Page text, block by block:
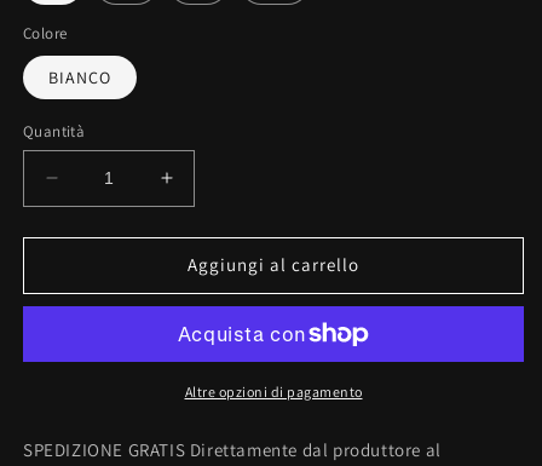
Colore
BIANCO
Quantità
Diminuisci
quantità
per
Top
Muscle
CON
Aumenta
quantità
per
Tank
Top
Scoop
Muscle
EFFETTO
CON
Aggiungi al carrello
Altre opzioni di pagamento
SPEDIZIONE GRATIS Direttamente dal produttore al